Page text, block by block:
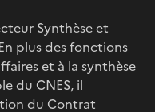
Synthèse et
plus des fonctions
et à la synthèse
du CNES, il
du Contrat